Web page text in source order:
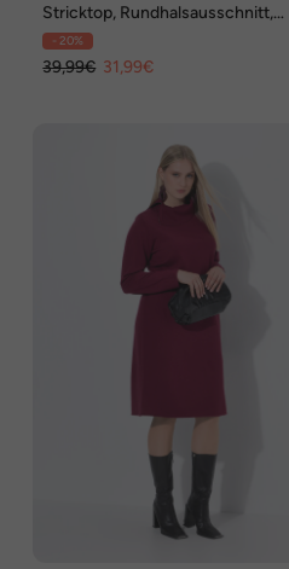
Stricktop, Rundhalsausschnitt,
ärmellos, Biobaumwolle
- 20%
39,99€ 31,99€